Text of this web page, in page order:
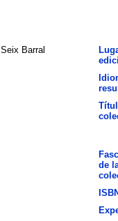
Seix Barral
de
ISBN